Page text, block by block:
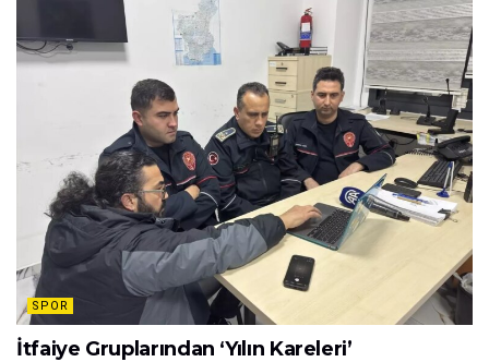
SPOR
İtfaiye Gruplarından ‘Yılın Kareleri’